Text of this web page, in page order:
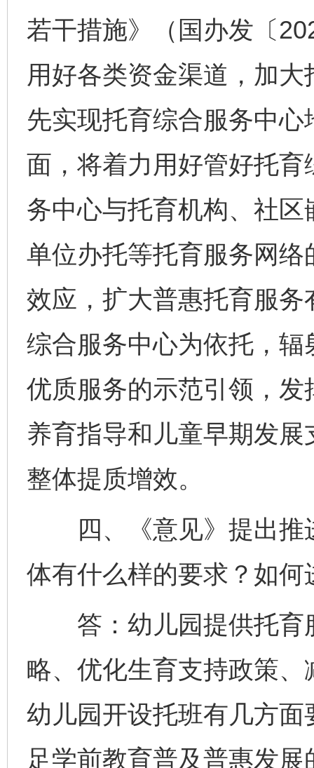
若干措施》（国办发〔
用好各类资金渠道，加
先实现托育综合服务中心
面，将着力用好管好托
务中心与托育机构、社
单位办托等托育服务网络
效应，扩大普惠托育服
综合服务中心为依托，
优质服务的示范引领，
养育指导和儿童早期发
整体提质增效。
四、《意见》提出推
体有什么样的要求？如
答：幼儿园提供托育
略、优化生育支持政策
幼儿园开设托班有几方
足学前教育普及普惠发